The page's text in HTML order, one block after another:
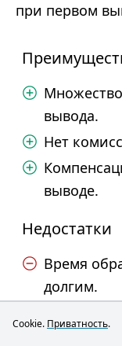
при первом
вывода.
Нет
выводе.
Недостатки
Время
долгим.
Высокая
при выводе
Cookie. Приватность.